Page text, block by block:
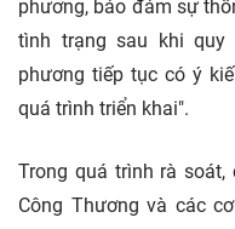
phương, bảo đảm sự
tình trạng sau khi quy
phương tiếp tục có ý
quá trình triển khai".
Trong quá trình rà soát,
Công Thương và các